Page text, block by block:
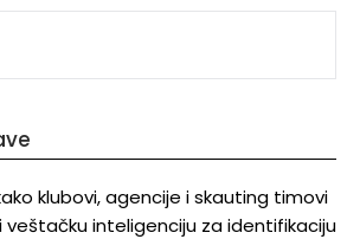
klubovi, agencije i skauting timovi
inteligenciju za identifikaciju